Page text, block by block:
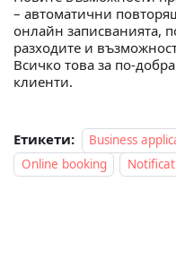
– автоматични
онлайн записванията,
разходите и
Всичко това за по-
клиенти.
Етикети: Business
Online booking